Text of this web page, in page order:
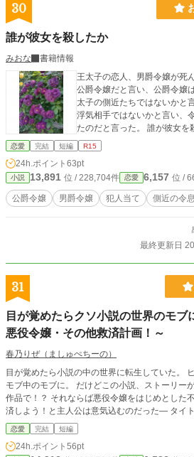
30
誰が彼女を殺したか
みおな
書籍情報
王太子の恋人、男爵令嬢が死んだ。 王太子は犯人を
公爵令嬢だと言い、公爵令嬢
太子の側近たちではないかと言う。 側近たちは王太
浮気相手ではないかと言い、
たのだと言った。 誰
恋愛 完結 短編 R15
24h.ポイント 63pt
小説 13,891 位 / 228,704件 恋愛 6,157 位 /
公爵令嬢 男爵令嬢 犯人当て 側近の令
最終更新日
31
目が覚めたらクソ小説の世界のモブ
悪役令嬢・その他救済計画！～
春乃りぜ（ましゅぺちーの）
目が覚めたら小説の中の世界に転生していた。
モブ中のモブに。 だけどこの小説、ストーリーがクソすぎると批判が殺到した
作品で！？ それならば悪役令嬢をはじめとした不幸になる小説の登場人物を救
済しよう！と
恋愛 完結 短編
24h.ポイント 56pt